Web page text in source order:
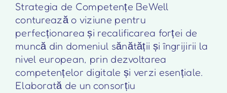
Strategia de Competențe BeWell
conturează o viziune pentru
perfecționarea și recalificarea forței de
muncă din domeniul sănătății și îngrijirii la
nivel european, prin dezvoltarea
competențelor digitale și verzi esențiale.
Elaborată de un consorțiu